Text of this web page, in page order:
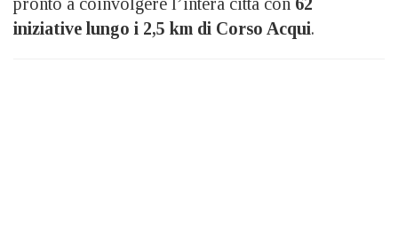
iniziative lungo i 2,5 km di Corso Acqui.